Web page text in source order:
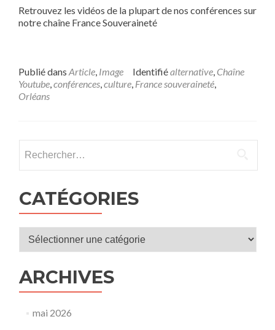
Retrouvez les vidéos de la plupart de nos conférences sur
notre chaîne France Souveraineté
Publié dans Article, Image Identifiéalternative, Chaîne
Youtube,conférences,culture, France souveraineté,
Orléans
CATÉGORIES
Catégories
ARCHIVES
mai 2026